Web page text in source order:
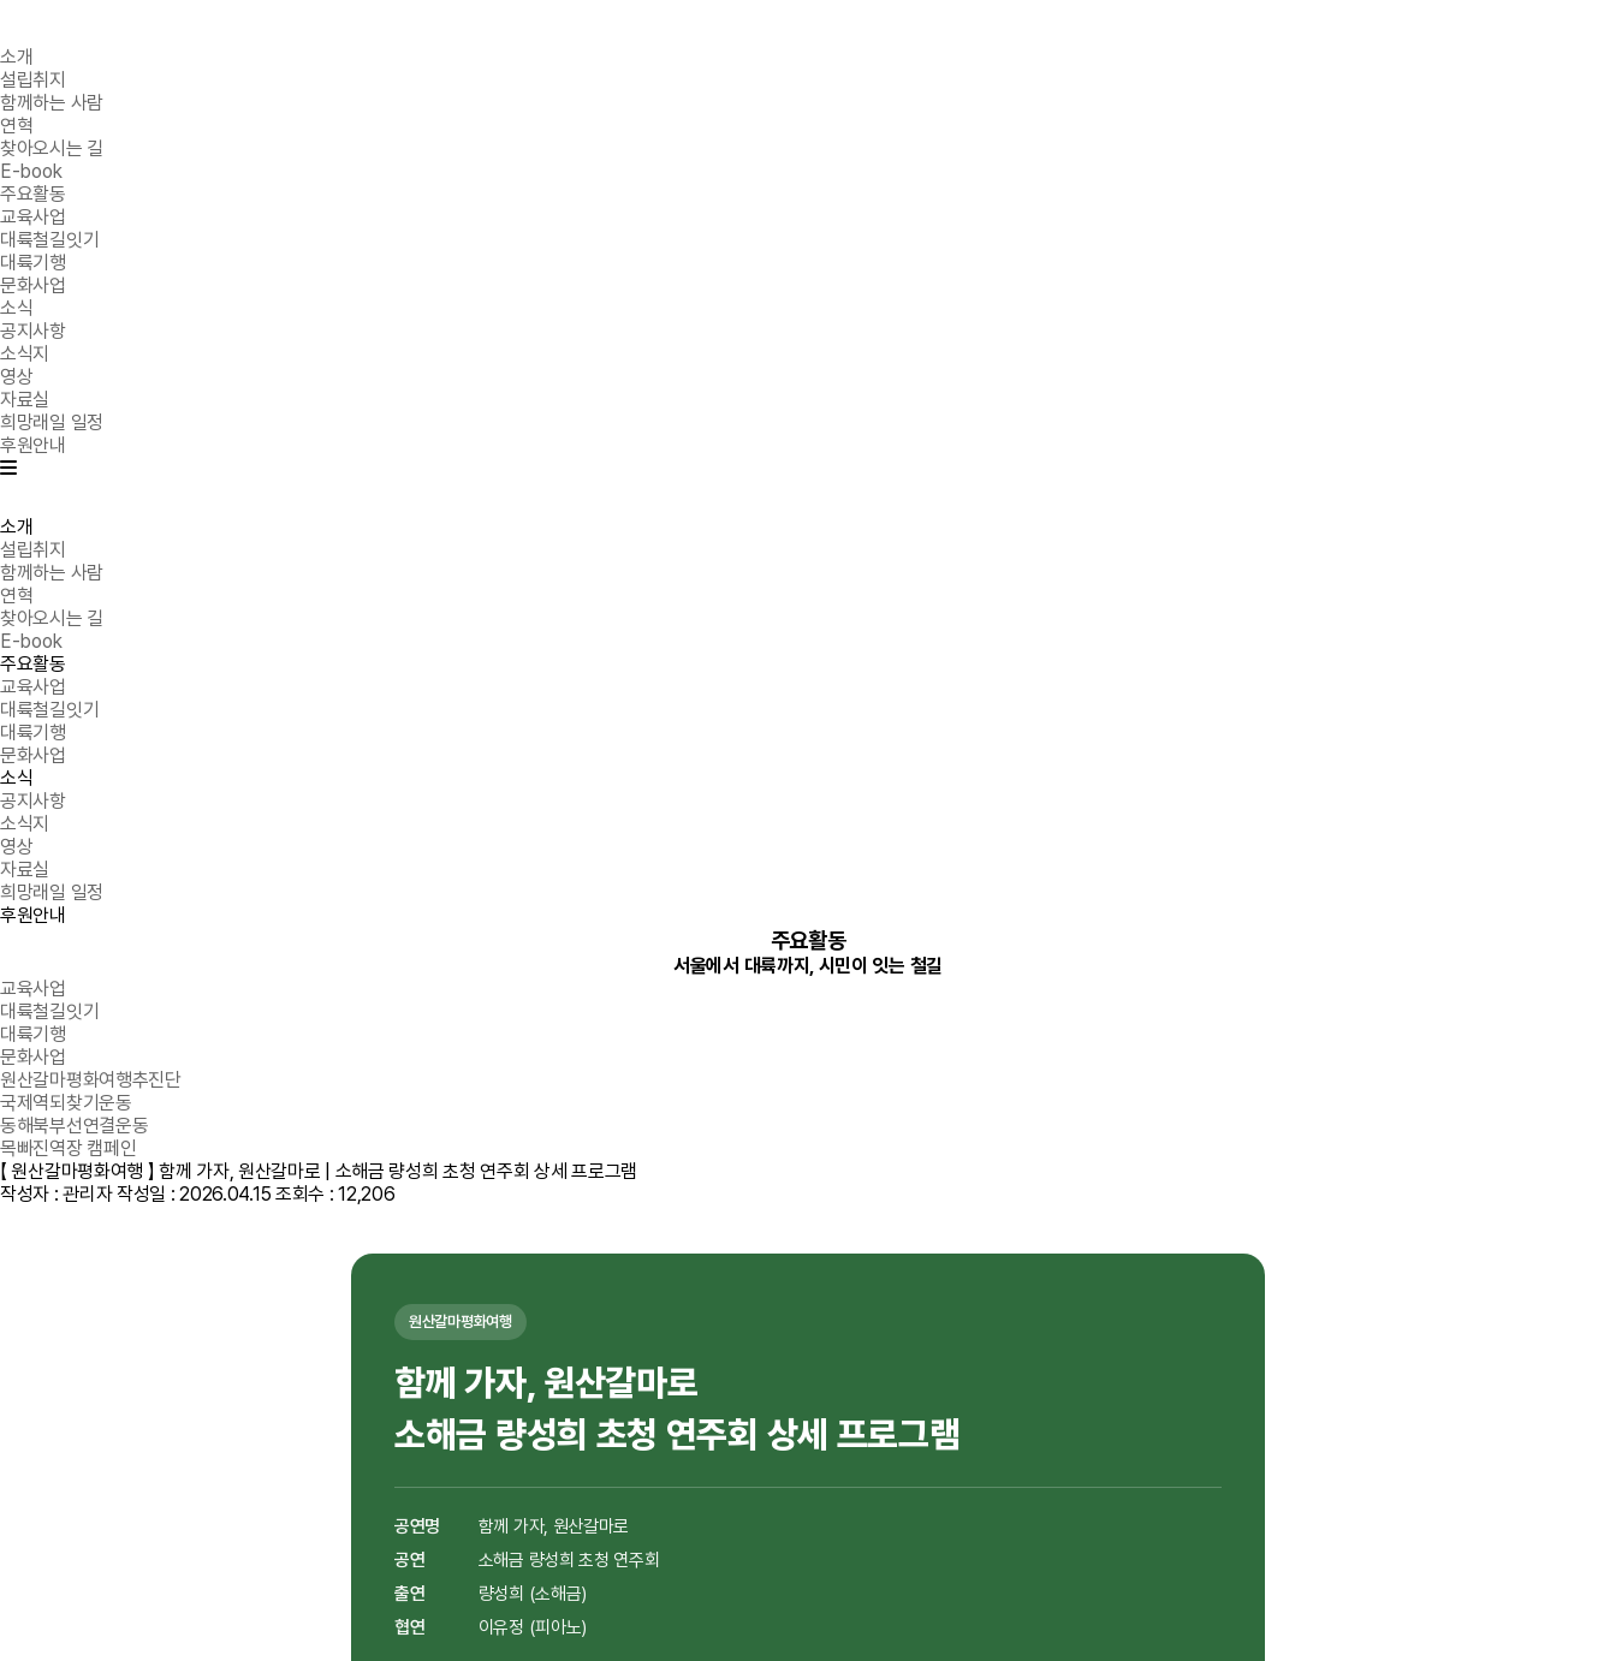
소개
설립취지
함께하는 사람
연혁
찾아오시는 길
E-book
주요활동
교육사업
대륙철길잇기
대륙기행
문화사업
소식
공지사항
소식지
영상
자료실
희망래일 일정
후원안내
소개
설립취지
함께하는 사람
연혁
찾아오시는 길
E-book
주요활동
교육사업
대륙철길잇기
대륙기행
문화사업
소식
공지사항
소식지
영상
자료실
희망래일 일정
후원안내
주요활동
서울에서 대륙까지, 시민이 잇는 철길
교육사업
대륙철길잇기
대륙기행
문화사업
원산갈마평화여행추진단
국제역되찾기운동
동해북부선연결운동
목빠진역장 캠페인
【 원산갈마평화여행 】 함께 가자, 원산갈마로 | 소해금 량성희 초청 연주회 상세 프로그램
작성자 : 관리자작성일 : 2026.04.15 조회수 : 12,206
원산갈마평화여행
함께 가자, 원산갈마로
소해금 량성희 초청 연주회 상세 프로그램
공연명
함께 가자, 원산갈마로
공연
소해금 량성희 초청 연주회
출연
량성희 (소해금)
협연
이유정 (피아노)